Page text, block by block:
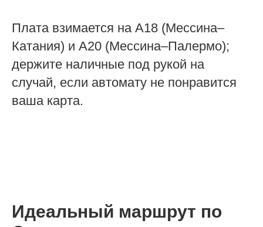
Плата взимается на A18 (Мессина–
Катания) и A20 (Мессина–Палермо);
держите наличные под рукой на
случай, если автомату не понравится
ваша карта.
Идеальный маршрут по